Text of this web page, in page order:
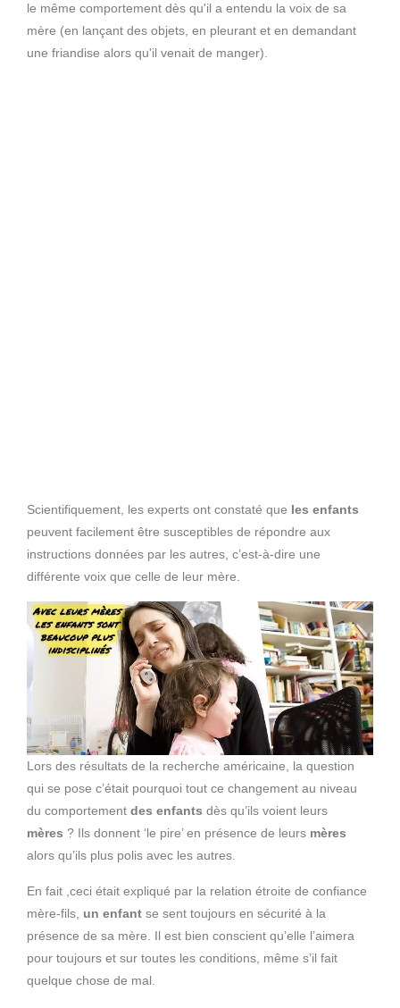
le même comportement dès qu'il a entendu la voix de sa
mère (en lançant des objets, en pleurant et en demandant
une friandise alors qu'il venait de manger).
Scientifiquement, les experts ont constaté que les enfants
peuvent facilement être susceptibles de répondre aux
instructions données par les autres, c’est-à-dire une
différente voix que celle de leur mère.
Lors des résultats de la recherche américaine, la question
qui se pose c’était pourquoi tout ce changement au niveau
du comportement des enfants dès qu’ils voient leurs
mères ? Ils donnent ‘le pire’ en présence de leurs mères
alors qu’ils plus polis avec les autres.
En fait ,ceci était expliqué par la relation étroite de confiance
mère-fils, un enfant se sent toujours en sécurité à la
présence de sa mère. Il est bien conscient qu’elle l’aimera
pour toujours et sur toutes les conditions, même s’il fait
quelque chose de mal.